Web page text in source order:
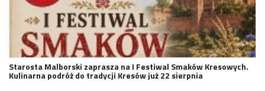
Starosta Malborski zaprasza na I Festiwal Smaków Kresowych.
Kulinarna podróż do tradycji Kresów już 22 sierpnia